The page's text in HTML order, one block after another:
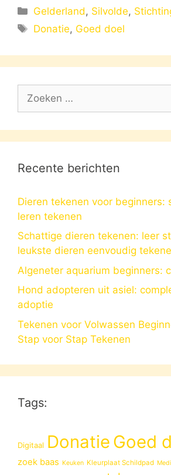
Categorieën
Gelderland , Silvolde,
Tags
Donatie, Goed doel
naar:
Recente berichten
Dieren tekenen voor beginners:
leren tekenen
Schattige dieren tekenen: leer
leukste dieren eenvoudig
Algeneter aquarium beginners:
Hond adopteren uit asiel:
adoptie
Tekenen voor Volwassen
Stap voor Stap Tekenen
Tags:
Digitaal Donatie Goed
zoek baas Keuken Kleurplaat Schildpad